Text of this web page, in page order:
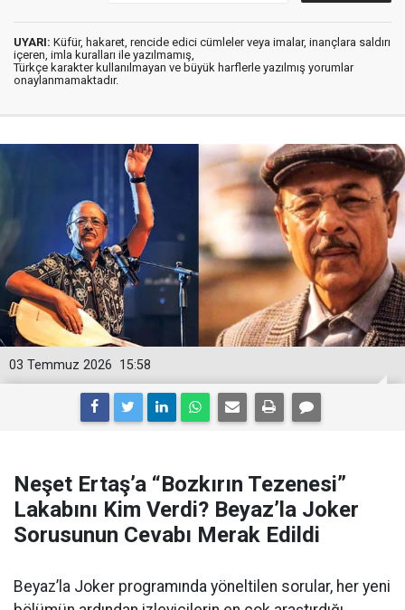
UYARI: Küfür, hakaret, rencide edici cümleler veya imalar, inançlara saldırı
içeren, imla kuralları ile yazılmamış,
Türkçe karakter kullanılmayan ve büyük harflerle yazılmış yorumlar
onaylanmamaktadır.
15:58
03 Temmuz 2026
Neşet Ertaş’a “Bozkırın Tezenesi”
Lakabını Kim Verdi? Beyaz’la Joker
Sorusunun Cevabı Merak Edildi
Beyaz’la Joker programında yöneltilen sorular, her yeni